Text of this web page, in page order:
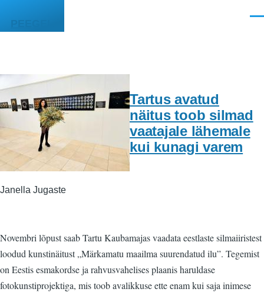
PEEGEL
Tartus avatud
näitus toob silmad
vaatajale lähemale
kui kunagi varem
Janella Jugaste
Novembri lõpust saab Tartu Kaubamajas vaadata eestlaste silmaiiristest
loodud kunstinäitust „Märkamatu maailma suurendatud ilu”. Tegemist
on Eestis esmakordse ja rahvusvahelises plaanis haruldase
fotokunstiprojektiga, mis toob avalikkuse ette enam kui saja inimese